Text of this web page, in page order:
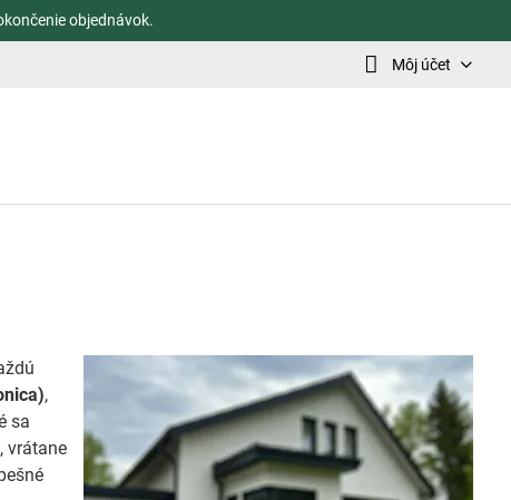
objednávok.
Môj účet
,
sa
vrátane